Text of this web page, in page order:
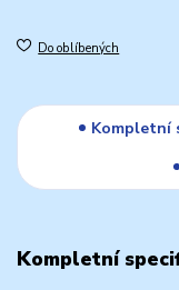
Do oblíbených
Kompletní
Kompletní